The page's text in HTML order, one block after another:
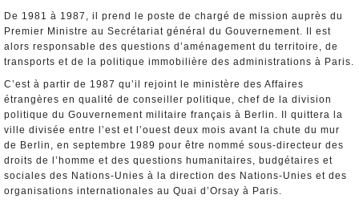
De 1981 à 1987, il prend le poste de chargé de mission auprès du
Premier Ministre au Secrétariat général du Gouvernement. Il est
alors responsable des questions d’aménagement du territoire, de
transports et de la politique immobilière des administrations à Paris.
C’est à partir de 1987 qu’il rejoint le ministère des Affaires
étrangères en qualité de conseiller politique, chef de la division
politique du Gouvernement militaire français à Berlin. Il quittera la
ville divisée entre l’est et l’ouest deux mois avant la chute du mur
de Berlin, en septembre 1989 pour être nommé sous-directeur des
droits de l’homme et des questions humanitaires, budgétaires et
sociales des Nations-Unies à la direction des Nations-Unies et des
organisations internationales au Quai d’Orsay à Paris.